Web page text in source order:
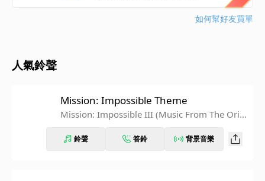
如何幫好友買單
人氣鈴聲
Mission: Impossible Theme
Mission: Impossible III (Music From The Origi
鈴聲 答鈴 背景音樂